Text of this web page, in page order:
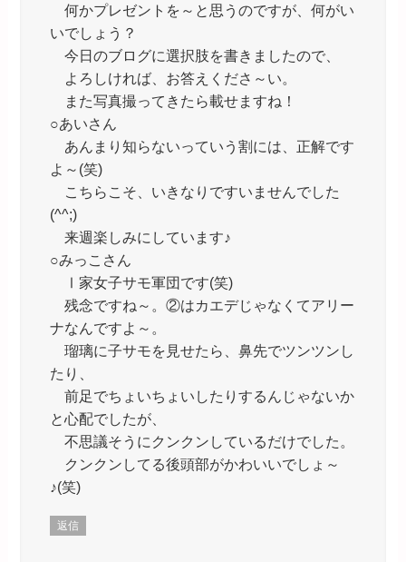
何かプレゼントを～と思うのですが、何がい
いでしょう？
今日のブログに選択肢を書きましたので、
よろしければ、お答えくださ～い。
また写真撮ってきたら載せますね！
○あいさん
あんまり知らないっていう割には、正解です
よ～(笑)
こちらこそ、いきなりですいませんでした
(^^;)
来週楽しみにしています♪
○みっこさん
Ⅰ家女子サモ軍団です(笑)
残念ですね～。②はカエデじゃなくてアリー
ナなんですよ～。
瑠璃に子サモを見せたら、鼻先でツンツンし
たり、
前足でちょいちょいしたりするんじゃないか
と心配でしたが、
不思議そうにクンクンしているだけでした。
クンクンしてる後頭部がかわいいでしょ～
♪(笑)
返信